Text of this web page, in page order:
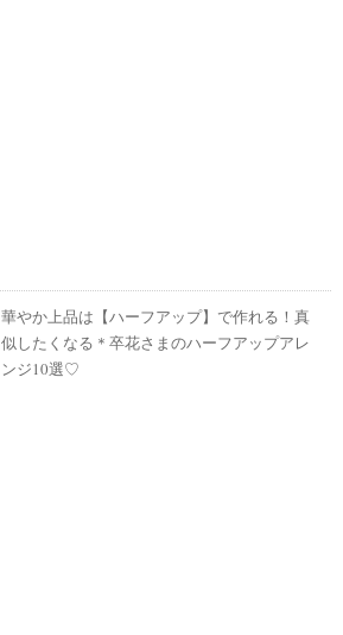
華やか上品は【ハーフアップ】で作れる！真
似したくなる＊卒花さまのハーフアップアレ
ンジ10選♡